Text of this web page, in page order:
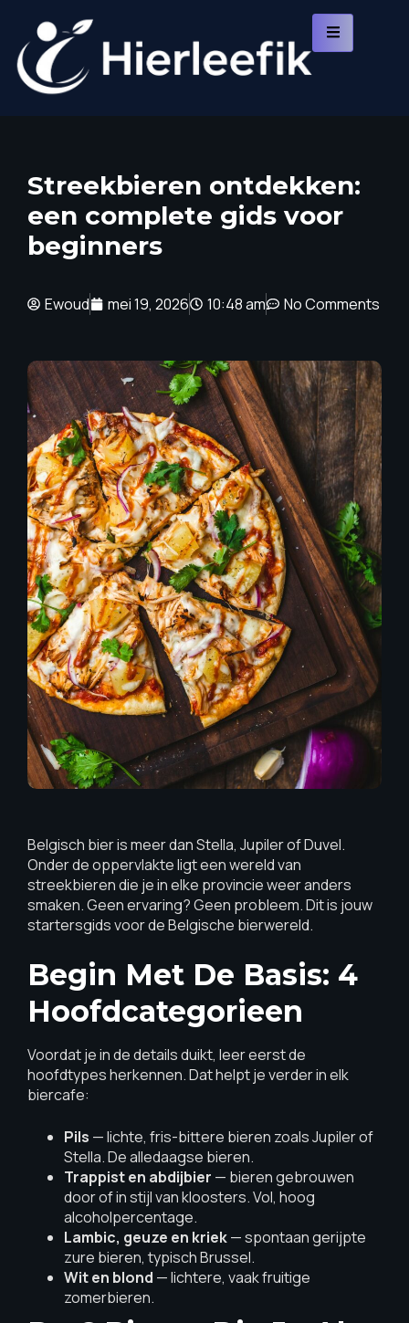
Streekbieren ontdekken:
een complete gids voor
beginners
Ewoud mei 19, 2026 10:48 am No Comments
Belgisch bier is meer dan Stella, Jupiler of Duvel.
Onder de oppervlakte ligt een wereld van
streekbieren die je in elke provincie weer anders
smaken. Geen ervaring? Geen probleem. Dit is jouw
startersgids voor de Belgische bierwereld.
Begin Met De Basis: 4
Hoofdcategorieen
Voordat je in de details duikt, leer eerst de
hoofdtypes herkennen. Dat helpt je verder in elk
biercafe:
Pils — lichte, fris-bittere bieren zoals Jupiler of
Stella. De alledaagse bieren.
Trappist en abdijbier — bieren gebrouwen
door of in stijl van kloosters. Vol, hoog
alcoholpercentage.
Lambic, geuze en kriek— spontaan gerijpte
zure bieren, typisch Brussel.
Wit en blond — lichtere, vaak fruitige
zomerbieren.